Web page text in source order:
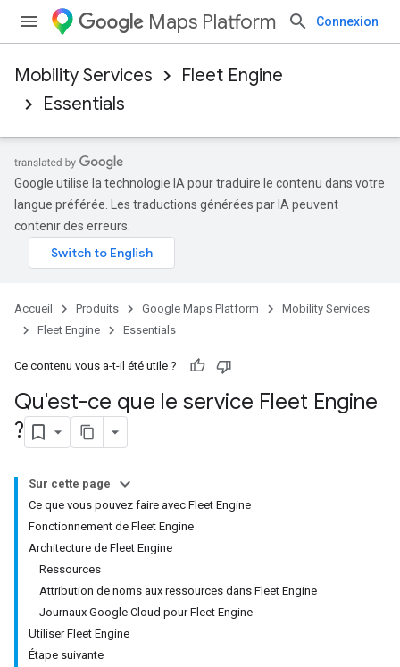
Maps Platform Connexion
Mobility Services
Fleet Engine
Essentials
Google utilise la technologie IA pour traduire le contenu dans votre
langue préférée. Les traductions générées par IA peuvent
contenir des erreurs.
Accueil Produits Google Maps Platform
Mobility Services
Fleet Engine
Essentials
Ce contenu vous a-t-il été utile ?
Qu'est-ce que le service Fleet Engine
?
Sur cette page
Ce que vous pouvez faire avec Fleet Engine
Fonctionnement de Fleet Engine
Architecture de Fleet Engine
Ressources
Attribution de noms aux ressources dans Fleet Engine
Journaux Google Cloud pour Fleet Engine
Utiliser Fleet Engine
Étape suivante